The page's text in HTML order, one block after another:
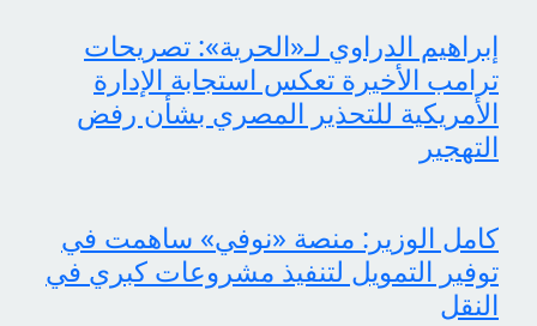
إبراهيم الدراوي لـ«الحرية»: تصريحات
ترامب الأخيرة تعكس استجابة الإدارة
الأمريكية للتحذير المصري بشأن رفض
التهجير
كامل الوزير: منصة «نوفي» ساهمت في
توفير التمويل لتنفيذ مشروعات كبري في
النقل